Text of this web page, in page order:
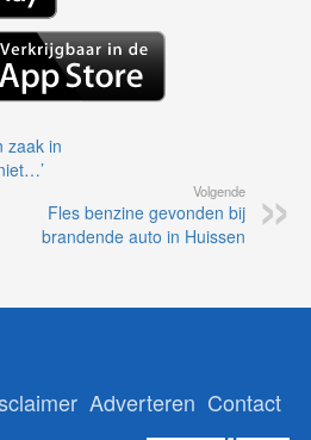
zaak in
Volgende
Fles benzine gevonden bij
brandende auto in Huissen
Adverteren Contact